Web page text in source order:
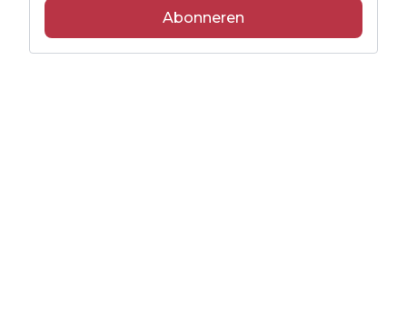
Abonneren